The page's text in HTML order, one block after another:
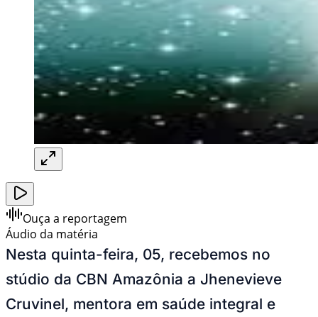
Ouça a reportagem
Áudio da matéria
Nesta quinta-feira, 05, recebemos no
stúdio da CBN Amazônia a Jhenevieve
Cruvinel, mentora em saúde integral e